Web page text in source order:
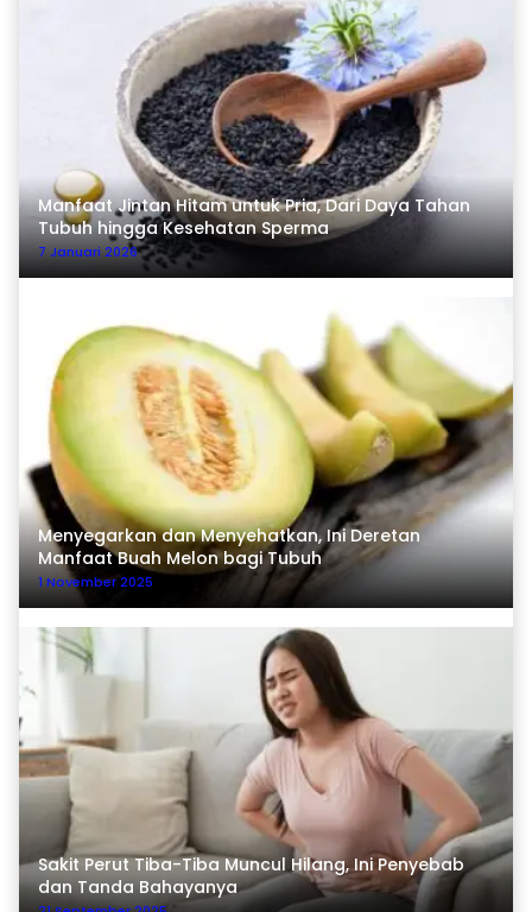
Manfaat Jintan Hitam untuk Pria, Dari Daya Tahan
Tubuh hingga Kesehatan Sperma
7 Januari 2026
Menyegarkan dan Menyehatkan, Ini Deretan
Manfaat Buah Melon bagi Tubuh
1 November 2025
Sakit Perut Tiba-Tiba Muncul Hilang, Ini Penyebab
dan Tanda Bahayanya